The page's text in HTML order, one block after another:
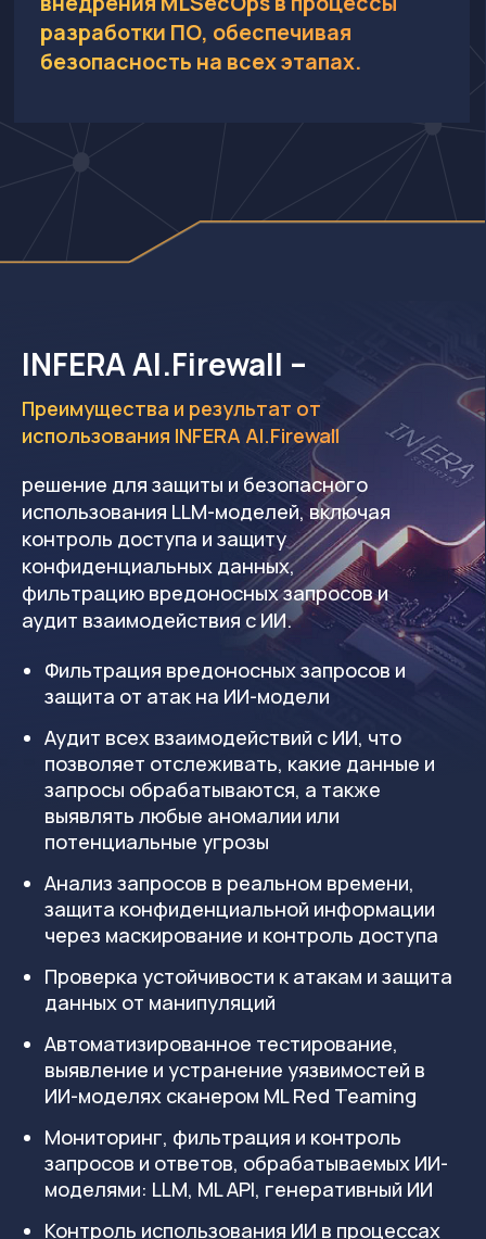
Анализ запросов в реальном времени,
защита конфиденциальной информации
через маскирование и контроль доступа
моделями: LLM, ML API, генеративный ИИ
Контроль использования ИИ в процессах
INFERA AI.SafeCode–
платформа для анализа исходного кода и
обнаружения уязвимостей и аномалий в
режиме реального времени, внедрения
методологии DevSecOps и MLSecOps в
процессы разработки ПО.
MLSecOps расширяет и адаптирует
существующие практики DevSecOps к
особенностям ML-пайплайнов. В фокусе – не
только уязвимости в коде приложения, но и
данных, а также устойчивость самой ИИ-
модели, используемой в R&D, к внешним
LLM-моделями увеличивает скорость
разработки, но одновременно создаёт
новые риски: появление
труднообнаружимых уязвимостей,
включение небезопасных паттернов,
использование сомнительных open-source
компонентов, отступление от
INFERA AI.SafeCode помогает выявить и
предотвратить уязвимости ещё на стадии
проектирования и кодирования, а не
ПО, как делают SAST-инструменты.
Преимущества: меньше багов и уязвимостей
на проде, быстрее релизы – меньше откатов
устранения уязвимостей, анализ кода,
сгенерированного ИИ.
Преимущества и результат от
использования INFERA AI.SafeCode: